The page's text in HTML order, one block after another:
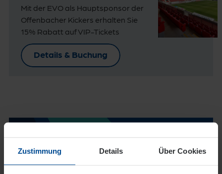
Zustimmung Details Über Cookies
Mit der EVO als Hauptsponsor der
Offenbacher Kickers erhalten Sie
15% Rabatt auf VIP-Tickets
Details & Buchung